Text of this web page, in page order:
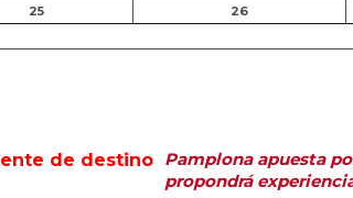
25 26
Pamplona apuesta
propondrá